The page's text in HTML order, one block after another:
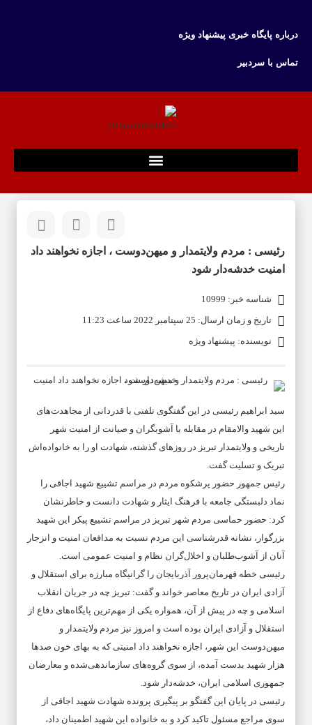
درباره پایگاه خبری پیشنهاد ویژه
تماس با سردبیر
رئیسی : مردم ولایتمدار و میهن‌دوست ، اجازه نخواهند داد
امنیت خدشه‌دار شود
شناسه خبر: 10999
تاریخ و زمان ارسال: 25 سپتامبر 2022 ساعت 11:23
نویسنده: پیشنهاد ویژه
سید ابراهیم رئیسی در این گفتگوی تلفنی با قدردانی از مجاهدت‌های
این شهید والامقام در مقابله با آشوبگران و صیانت از امنیت شهر
تاریخی و ولایتمدار تبریز در روزهای گذشته، شهادت او را به خانواده‌اش
تبریک و تسلیت گفت.
رئیس جمهور حضور پرشکوه مردم در مراسم تشییع شهید اجاقی را
نماد دلبستگی جامعه با فرهنگ ایثار و شهادت دانست و خاطرنشان
کرد: حضور حماسی مردم شهر تبریز در مراسم تشییع پیکر این شهید
بزرگوار، نشانه قدرشناسی این مردم نسبت به مدافعان امنیت و انزجار
آنان از آشوب‌طلبان و اخلال‌گران نظام و امنیت عمومی است.
رئیسی خطه قهرمان‌پرور آذربایجان را گرانیگاه مبارزه برای استقلال و
آزادی ایران در تاریخ معاصر خواند و گفت: تبریز چه در جریان انقلاب
اسلامی و چه در پیش از آن، همواره یکی از مهم‌ترین پایگاه‌های دفاع از
استقلال و آزادی ایران بوده است و امروز نیز مردم ولایتمدار و
میهن‌دوست این شهر، اجازه نخواهند داد امنیتی که به بهای خون صدها
هزار شهید بدست آمده، از سوی گروه‌های سازماندهی‌شده و معارضان
جمهوری اسلامی ایران، خدشه‌دار شود.
رئیسی در پایان این گفتگو بر پیگیری پرونده شهادت شهید اجاقی از
سوی مراجع مسئول تاکید کرد و به خانواده این شهید اطمینان داد،